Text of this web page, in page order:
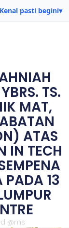
Kenal pasti begini▾
TS.
MAT,
ATAS
IN TECH
13
@ms